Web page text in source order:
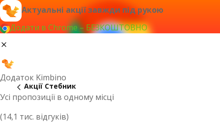
Актуальні акції завжди під рукою
Додати в Chrome – БЕЗКОШТОВНО
Додаток Kimbino
Усі пропозиції в одному місці
(14,1 тис. відгуків)
Акції Стебник